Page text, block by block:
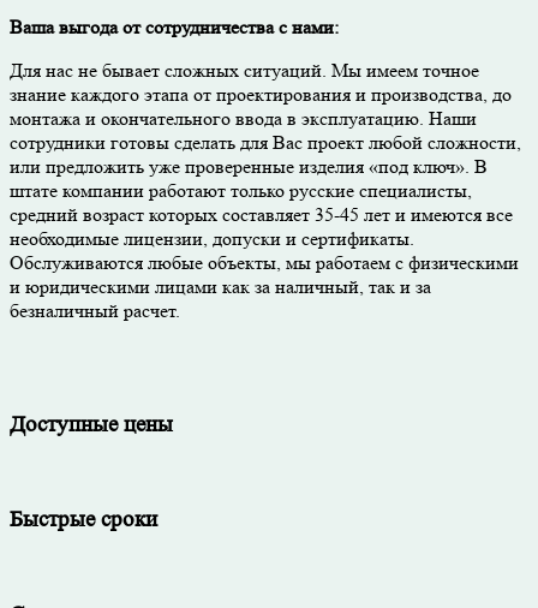
Ваша выгода от сотрудничества с нами:
Для нас не бывает сложных ситуаций. Мы имеем точное
знание каждого этапа от проектирования и производства, до
монтажа и окончательного ввода в эксплуатацию. Наши
сотрудники готовы сделать для Вас проект любой сложности,
или предложить уже проверенные изделия «под ключ». В
штате компании работают только русские специалисты,
средний возраст которых составляет 35-45 лет и имеются все
необходимые лицензии, допуски и сертификаты.
Обслуживаются любые объекты, мы работаем с физическими
и юридическими лицами как за наличный, так и за
безналичный расчет.
Доступные цены
Быстрые сроки